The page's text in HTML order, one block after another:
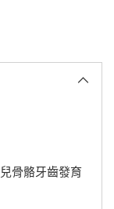
骨骼牙齒發育